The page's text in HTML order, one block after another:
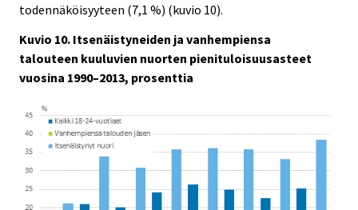
todennäköisyyteen (7,1 %) (kuvio 10).
Kuvio 10. Itsenäistyneiden ja vanhempiensa
talouteen kuuluvien nuorten pienituloisuusasteet
vuosina 1990–2013, prosenttia